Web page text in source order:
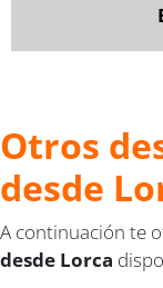
Otros
desde
A continuación te
desde Lorca